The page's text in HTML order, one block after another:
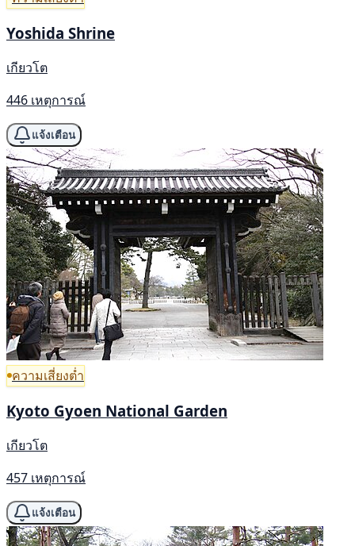
Yoshida Shrine
เกียวโต
446 เหตุการณ์
แจ้งเตือน
ความเสี่ยงต่ำ
Kyoto Gyoen National Garden
เกียวโต
457 เหตุการณ์
แจ้งเตือน